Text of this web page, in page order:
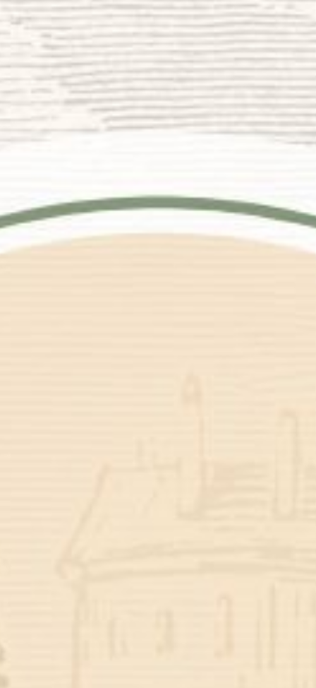
Arlansyah Aditya Mansyur
&